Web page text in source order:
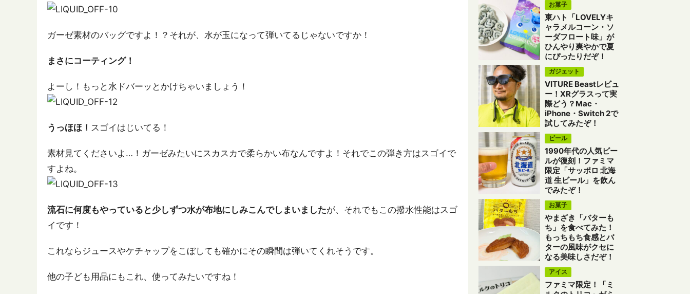
ガーゼ素材のバッグですよ！？それが、水が玉になって弾いてるじゃないですか！
まさにコーティング！
よーし！もっと水ドバーッとかけちゃいましょう！
うっほほ！ スゴイはじいてる！
素材見てくださいよ…！ガーゼみたいにスカスカで柔らかい布なんですよ！それでこの弾き方はスゴイで
すよね。
流石に何度もやっていると少しずつ水が布地にしみこんでしまいましたが、それでもこの撥水性能はスゴ
イです！
これならジュースやケチャップをこぼしても確かにその瞬間は弾いてくれそうです。
他の子ども用品にもこれ、使ってみたいですね！
お菓子
東ハト「LOVELYキ
ャラメルコーン・ソ
ーダフロート味」が
ひんやり爽やかで夏
にぴったりだぞ！
ガジェット
VITURE Beastレビュ
ー！XRグラスって実
際どう？Mac・
iPhone・Switch 2で
試してみたぞ！
ビール
1990年代の人気ビー
ルが復刻！ファミマ
限定「サッポロ 北海
道 生ビール」を飲ん
でみたぞ！
お菓子
やまざき「バターも
ち」を食べてみた！
もっちもち食感とバ
ターの風味がクセに
なる美味しさだぞ！
アイス
ファミマ限定！「ミ